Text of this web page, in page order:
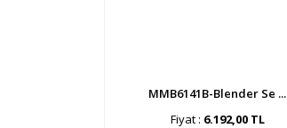
MMB6141B-Blender Se ...
Fiyat : 6.192,00 TL